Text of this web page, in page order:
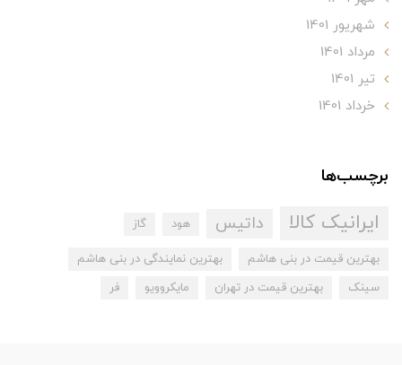
شهریور 1401
مرداد 1401
تير 1401
خرداد 1401
برچسب‌ها
ایرانیک کالا داتیس هود گاز
بهترین قیمت در بنی هاشم
بهترین نمایندگی در بنی هاشم
سینک
بهترین قیمت در تهران مایکروویو فر